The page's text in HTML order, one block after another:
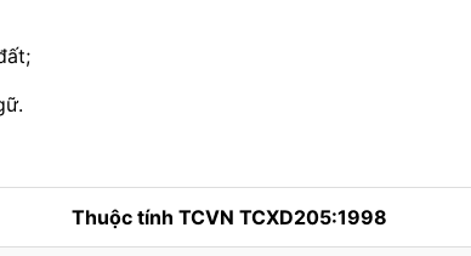
Thuộc tính TCVN TCXD205:1998